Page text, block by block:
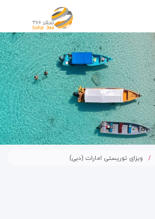
ویزای توریستی امارات (دبی)